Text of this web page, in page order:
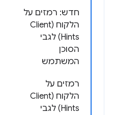
חדש: רמזים על
הלקוח (Client
Hints) לגבי
הסוכן
המשתמש
רמזים על
הלקוח (Client
Hints) לגבי